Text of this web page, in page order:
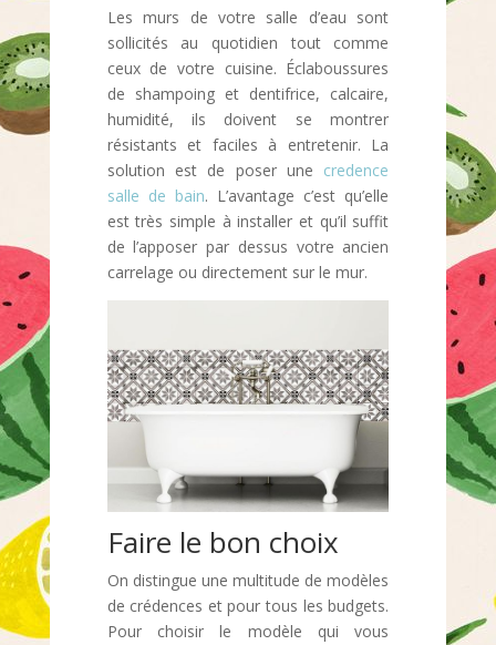
Les murs de votre salle d’eau sont
sollicités au quotidien tout comme
ceux de votre cuisine. Éclaboussures
de shampoing et dentifrice, calcaire,
humidité, ils doivent se montrer
résistants et faciles à entretenir. La
solution est de poser une credence
salle de bain. L’avantage c’est qu’elle
est très simple à installer et qu’il suffit
de l’apposer par dessus votre ancien
carrelage ou directement sur le mur.
Faire le bon choix
On distingue une multitude de modèles
de crédences et pour tous les budgets.
Pour choisir le modèle qui vous